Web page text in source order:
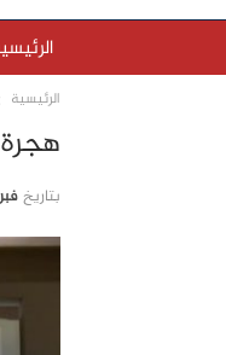
الرئيسية
بتاريخ